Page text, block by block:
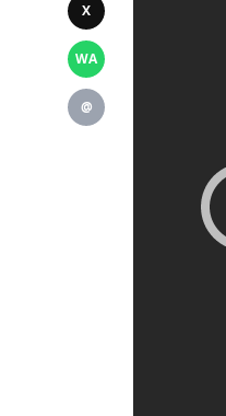
X
WA
@